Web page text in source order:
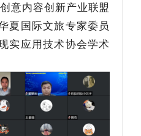
意内容创新产业联盟
夏国际文旅专家委员
实应用技术协会学术